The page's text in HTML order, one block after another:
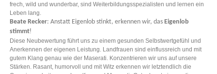
frech, wild und wunderbar, sind Weiterbildungsspezialisten und lernen ein
Leben lang.
Beate Recker: Anstatt Eigenlob stinkt, erkennen wir, das Eigenlob
stimmt!
Diese Neubewertung führt uns zu einem gesunden Selbstwertgefühl und
Anerkennen der eigenen Leistung. Landfrauen sind einflussreich und mit
gutem Klang genau wie der Maserati. Konzentrieren wir uns auf unsere
Stärken. Rasant, humorvoll und mit Witz erkennen wir letztendlich die